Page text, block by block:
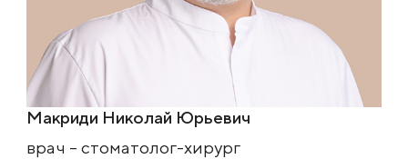
Макриди Николай Юрьевич
врач – стоматолог-хирург